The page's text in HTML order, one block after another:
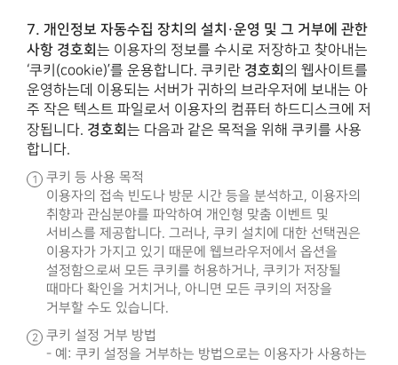
7. 개인정보 자동수집 장치의 설치·운영 및 그 거부에 관한
사항 경호회 는 이용자의 정보를 수시로 저장하고 찾아내는
‘쿠키(cookie)’를 운용합니다. 쿠키란 경호회 의 웹사이트를
운영하는데 이용되는 서버가 귀하의 브라우저에 보내는 아
주 작은 텍스트 파일로서 이용자의 컴퓨터 하드디스크에 저
장됩니다. 경호회 는 다음과 같은 목적을 위해 쿠키를 사용
합니다.
쿠키 등 사용 목적
이용자의 접속 빈도나 방문 시간 등을 분석하고, 이용자의
취향과 관심분야를 파악하여 개인형 맞춤 이벤트 및
서비스를 제공합니다. 그러나, 쿠키 설치에 대한 선택권은
이용자가 가지고 있기 때문에 웹브라우저에서 옵션을
설정함으로써 모든 쿠키를 허용하거나, 쿠키가 저장될
때마다 확인을 거치거나, 아니면 모든 쿠키의 저장을
거부할 수도 있습니다.
쿠키 설정 거부 방법
- 예: 쿠키 설정을 거부하는 방법으로는 이용자가 사용하는